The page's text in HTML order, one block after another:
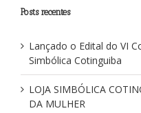
Posts recentes
Lançado o Edital do VI
Simbólica Cotinguiba
LOJA SIMBÓLICA
DA MULHER